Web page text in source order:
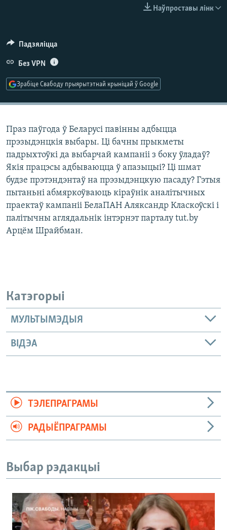
Наўпроставы лінк
Падзяліцца
Без VPN
Зрабіце Свабоду прыярытэтнай крыніцай ў Google
Праз паўгода ў Беларусі павінны адбыцца
прэзыдэнцкія выбары. Ці бачны прыкметы
падрыхтоўкі да выбарчай кампаніі з боку ўладаў?
Якія працэсы адбываюцца ў апазыцыі? Ці шмат
будзе прэтэндэнтаў на прэзыдэнцкую пасаду? Гэтыя
пытаньні абмяркоўваюць кіраўнік аналітычных
праектаў кампаніі БелаПАН Аляксандр Класкоўскі і
палітычны аглядальнік інтэрнэт парталу tut.by
Арцём Шрайбман.
Катэгорыі
МУЛЬТЫМЭДЫЯ
ВІДЭА
ТЭЛЕПРАГРАМЫ
РАДЫЁПРАГРАМЫ
Выбар рэдакцыі